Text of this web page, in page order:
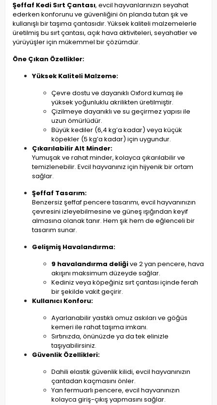
Şeffaf Kedi Sırt Çantası, evcil hayvanlarınızın seyahat
ederken konforunu ve güvenliğini ön planda tutan şık ve
kullanışlı bir taşıma çantasıdır. Yüksek kaliteli malzemelerle
üretilmiş bu sırt çantası, açık hava aktiviteleri, seyahatler ve
yürüyüşler için mükemmel bir çözümdür.
Öne Çıkan Özellikler:
Yüksek Kaliteli Malzeme:
Çevre dostu ve dayanıklı Oxford kumaş ile
yüksek yoğunluklu akrilikten üretilmiştir.
Çizilmeye dayanıklı ve su geçirmez yapısı ile
uzun ömürlüdür.
Büyük kediler (6,4 kg’a kadar) veya küçük
köpekler (5 kg’a kadar) için uygundur.
Çıkarılabilir Alt Minder:
Yumuşak ve rahat minder, kolayca çıkarılabilir ve
temizlenebilir. Evcil hayvanınız için hijyenik bir ortam
sağlar.
Şeffaf Tasarım:
Benzersiz şeffaf pencere tasarımı, evcil hayvanınızın
çevresini izleyebilmesine ve güneş ışığından keyif
almasına olanak tanır. Hem şık hem de eğlenceli bir
tasarım sunar.
Gelişmiş Havalandırma:
9 havalandırma deliğive 2 yan pencere, hava
akışını maksimum düzeyde sağlar.
Kediniz veya köpeğiniz sırt çantası içinde ferah
bir şekilde vakit geçirir.
Kullanıcı Konforu:
Ayarlanabilir yastıklı omuz askıları ve göğüs
kemeri ile rahat taşıma imkanı.
Sırtınızda, önünüzde ya da tek elinizle
taşıyabilirsiniz.
Güvenlik Özellikleri:
Dahili elastik güvenlik kilidi, evcil hayvanınızın
çantadan kaçmasını önler.
Yan fermuarlı pencere, evcil hayvanınızın
kolayca giriş-çıkış yapmasını sağlar.